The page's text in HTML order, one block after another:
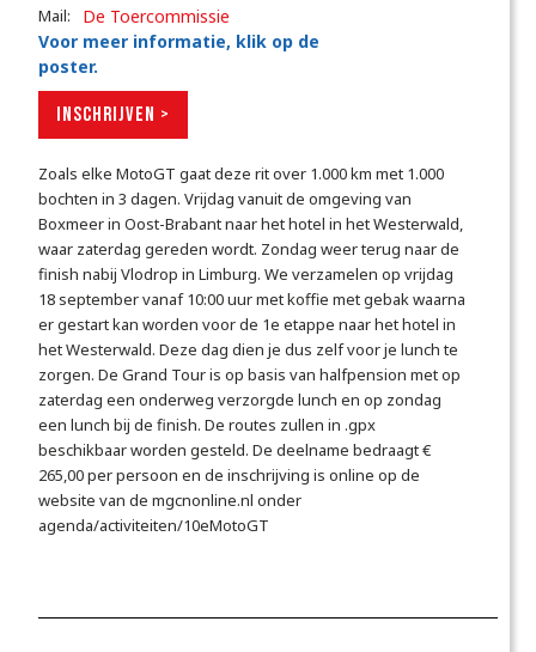
Mail:
De Toercommissie
Voor meer informatie, klik op de
poster.
INSCHRIJVEN >
Zoals elke MotoGT gaat deze rit over 1.000 km met 1.000
bochten in 3 dagen. Vrijdag vanuit de omgeving van
Boxmeer in Oost-Brabant naar het hotel in het Westerwald,
waar zaterdag gereden wordt. Zondag weer terug naar de
finish nabij Vlodrop in Limburg. We verzamelen op vrijdag
18 september vanaf 10:00 uur met koffie met gebak waarna
er gestart kan worden voor de 1e etappe naar het hotel in
het Westerwald. Deze dag dien je dus zelf voor je lunch te
zorgen. De Grand Tour is op basis van halfpension met op
zaterdag een onderweg verzorgde lunch en op zondag
een lunch bij de finish. De routes zullen in .gpx
beschikbaar worden gesteld. De deelname bedraagt €
265,00 per persoon en de inschrijving is online op de
website van de mgcnonline.nl onder
agenda/activiteiten/10eMotoGT